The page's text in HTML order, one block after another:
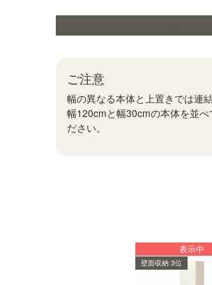
静かに開閉できるダンパー付き
ご注意
幅の異なる本体と上置きでは連
幅120cmと幅30cmの本体を並
ださい。
表示中
壁面収納 3位